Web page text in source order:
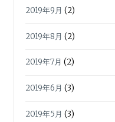
2019年9月 (2)
2019年8月 (2)
2019年7月 (2)
2019年6月 (3)
2019年5月 (3)